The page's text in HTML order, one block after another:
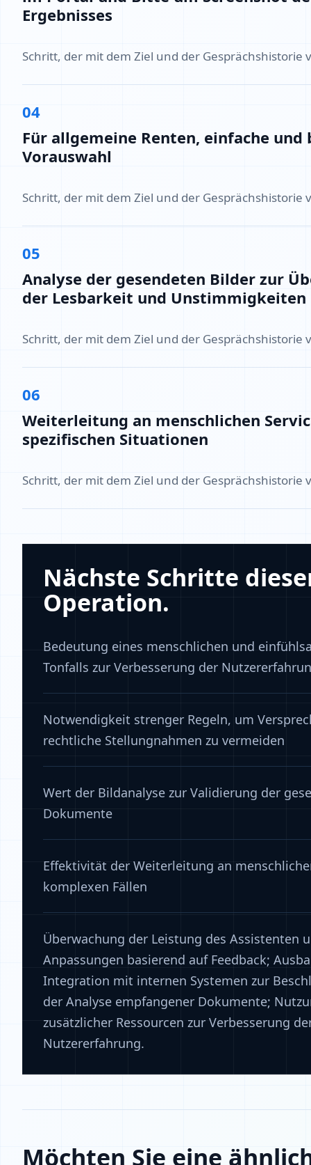
Ergebnisses
Schritt, der mit dem Ziel und der Gesprächshistorie
04
Für allgemeine Renten, einfache und
Vorauswahl
Schritt, der mit dem Ziel und der Gesprächshistorie
05
Analyse der gesendeten Bilder zur
der Lesbarkeit und Unstimmigkeiten
Schritt, der mit dem Ziel und der Gesprächshistorie
06
Weiterleitung an menschlichen
spezifischen Situationen
Schritt, der mit dem Ziel und der Gesprächshistorie
Nächste Schritte
Operation.
Bedeutung eines menschlichen und
Tonfalls zur Verbesserung der
Notwendigkeit strenger Regeln, um
rechtliche Stellungnahmen zu vermeiden
Wert der Bildanalyse zur Validierung der
Dokumente
Effektivität der Weiterleitung an
komplexen Fällen
Überwachung der Leistung des Assistenten
Anpassungen basierend auf Feedback;
Integration mit internen Systemen zur
der Analyse empfangener Dokumente;
zusätzlicher Ressourcen zur Verbesserung
Nutzererfahrung.
Möchten Sie eine